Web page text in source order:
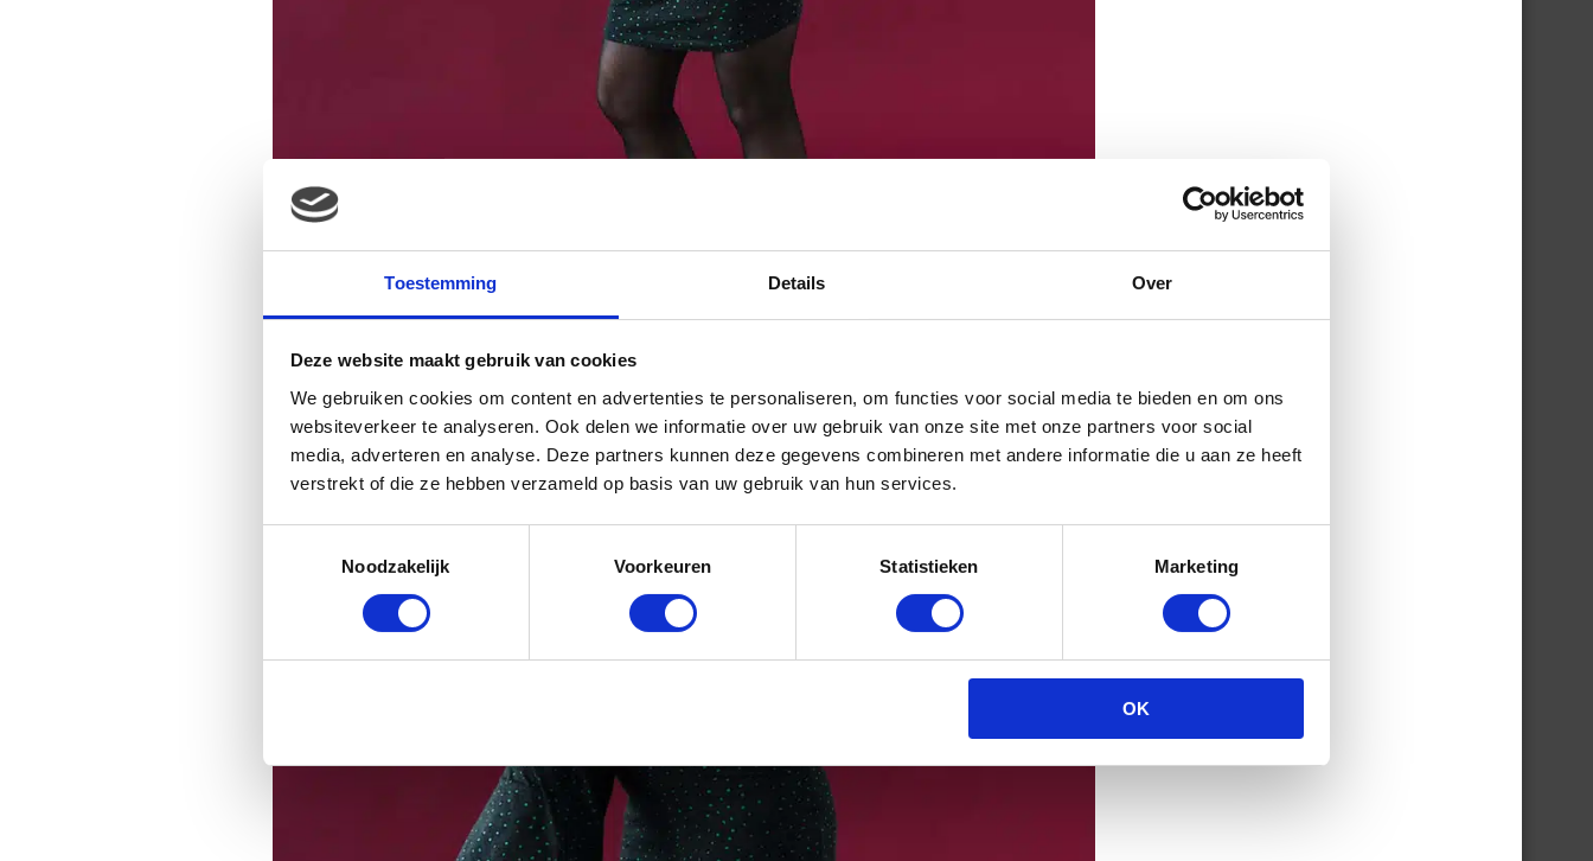
Toestemming Details Over
Deze website maakt gebruik van cookies
We gebruiken cookies om content en advertenties te personaliseren, om functies voor social media te bieden en om ons
websiteverkeer te analyseren. Ook delen we informatie over uw gebruik van onze site met onze partners voor social
media, adverteren en analyse. Deze partners kunnen deze gegevens combineren met andere informatie die u aan ze heeft
verstrekt of die ze hebben verzameld op basis van uw gebruik van hun services.
Noodzakelijk
Voorkeuren Statistieken Marketing
OK